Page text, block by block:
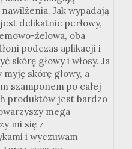
Jak wypadają
delikatnie perłowy,
żelowa, oba
podczas aplikacji i
skórę głowy i włosy. Ja
skórę głowy, a
szamponem po całej
produktów jest bardzo
mega
mi się z
i wyczuwam